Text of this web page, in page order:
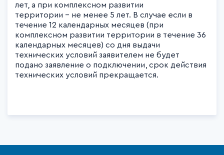
лет, а при комплексном развитии
территории - не менее 5 лет. В случае если в
течение 12 календарных месяцев (при
комплексном развитии территории в течение 36
календарных месяцев) со дня выдачи
технических условий заявителем не будет
подано заявление о подключении, срок действия
технических условий прекращается.